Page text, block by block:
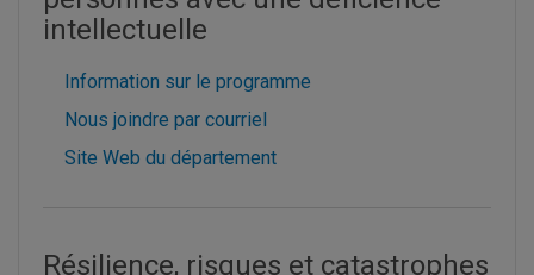
intellectuelle
Information sur le programme
Nous joindre par courriel
Site Web du département
Résilience, risques et catastrophes